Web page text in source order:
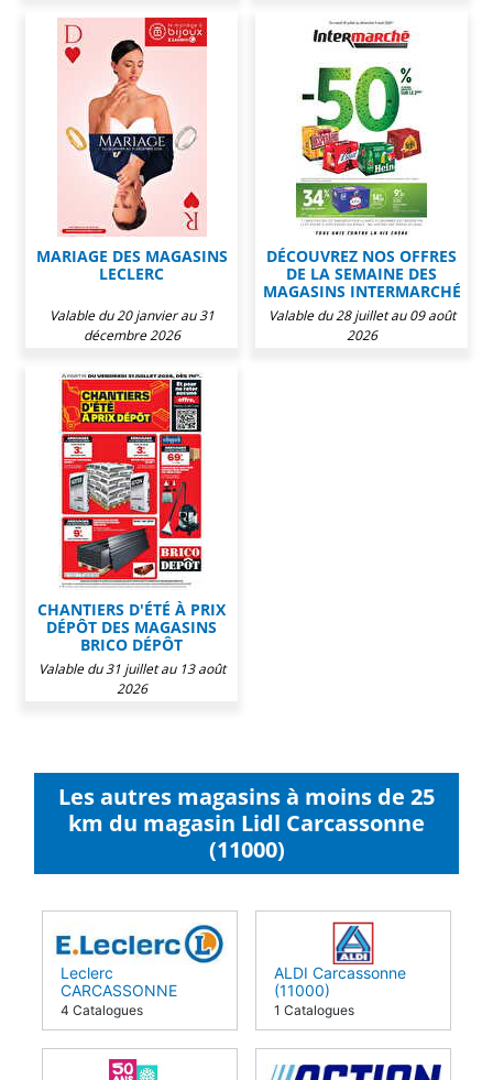
MARIAGE DES MAGASINS
LECLERC
Valable du 20 janvier au 31
décembre 2026
DÉCOUVREZ NOS OFFRES
DE LA SEMAINE DES
MAGASINS INTERMARCHÉ
Valable du 28 juillet au 09 août
2026
CHANTIERS D'ÉTÉ À PRIX
DÉPÔT DES MAGASINS
BRICO DÉPÔT
Valable du 31 juillet au 13 août
2026
Les autres magasins à moins de 25
km du magasin Lidl Carcassonne
(11000)
Leclerc
CARCASSONNE
OXYDIS (11000)
4 Catalogues
ALDI Carcassonne
(11000)
1 Catalogues